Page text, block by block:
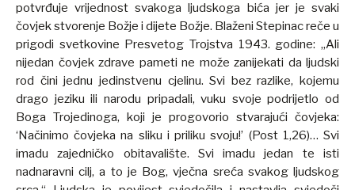
potvrđuje vrijednost svakoga ljudskoga bića jer je svaki
čovjek stvorenje Božje i dijete Božje. Blaženi Stepinac reče u
prigodi svetkovine Presvetog Trojstva 1943. godine: „Ali
nijedan čovjek zdrave pameti ne može zanijekati da ljudski
rod čini jednu jedinstvenu cjelinu. Svi bez razlike, kojemu
drago jeziku ili narodu pripadali, vuku svoje podrijetlo od
Boga Trojedinoga, koji je progovorio stvarajući čovjeka:
‘Načinimo čovjeka na sliku i priliku svoju!’ (Post 1,26)… Svi
imadu zajedničko obitavalište. Svi imadu jedan te isti
nadnaravni cilj, a to je Bog, vječna sreća svakog ljudskog